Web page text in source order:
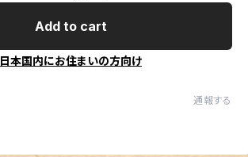
Add to cart
日本国内にお住まいの方向け
通報する